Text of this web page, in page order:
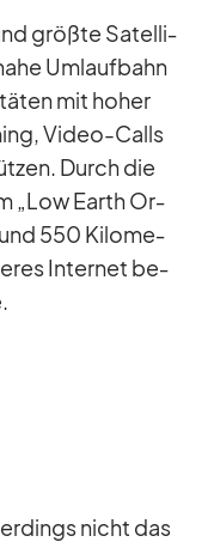
größte Sa­tel­li­
Um­lauf­bahn
mit ho­her
Vi­deo-Calls
Durch die
„Low Earth Or­
550 Ki­lo­me­
In­ter­net be­
nicht das